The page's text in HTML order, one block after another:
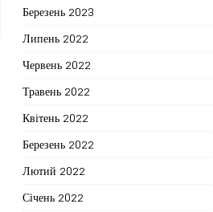
Березень 2023
Липень 2022
Червень 2022
Травень 2022
Квітень 2022
Березень 2022
Лютий 2022
Січень 2022